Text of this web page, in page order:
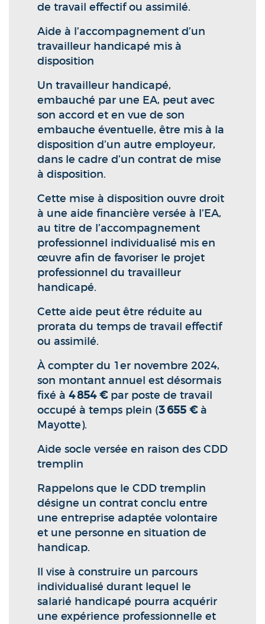
de travail effectif ou assimilé.
Aide à l’accompagnement d’un
travailleur handicapé mis à
disposition
Un travailleur handicapé,
embauché par une EA, peut avec
son accord et en vue de son
embauche éventuelle, être mis à la
disposition d’un autre employeur,
dans le cadre d’un contrat de mise
à disposition.
Cette mise à disposition ouvre droit
à une aide financière versée à l’EA,
au titre de l’accompagnement
professionnel individualisé mis en
œuvre afin de favoriser le projet
professionnel du travailleur
handicapé.
Cette aide peut être réduite au
prorata du temps de travail effectif
ou assimilé.
À compter du 1er novembre 2024,
son montant annuel est désormais
fixé à 4 854 € par poste de travail
occupé à temps plein (3 655 €à
Mayotte).
Aide socle versée en raison des CDD
tremplin
Rappelons que le CDD tremplin
désigne un contrat conclu entre
une entreprise adaptée volontaire
et une personne en situation de
handicap.
Il vise à construire un parcours
individualisé durant lequel le
salarié handicapé pourra acquérir
une expérience professionnelle et